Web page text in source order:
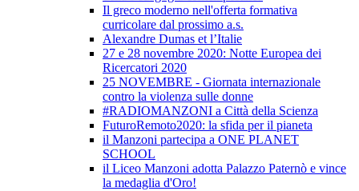
Il greco moderno nell'offerta formativa
curricolare dal prossimo a.s.
Alexandre Dumas et l’Italie
27 e 28 novembre 2020: Notte Europea dei
Ricercatori 2020
25 NOVEMBRE - Giornata internazionale
contro la violenza sulle donne
#RADIOMANZONI a Città della Scienza
FuturoRemoto2020: la sfida per il pianeta
il Manzoni partecipa a ONE PLANET
SCHOOL
il Liceo Manzoni adotta Palazzo Paternò e vince
la medaglia d'Oro!